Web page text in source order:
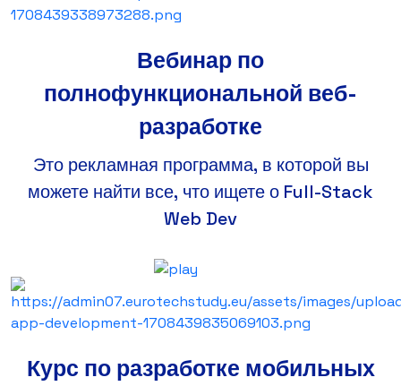
Вебинар по
полнофункциональной веб-
разработке
Это рекламная программа, в которой вы
можете найти все, что ищете о Full-Stack
Web Dev
Курс по разработке мобильных